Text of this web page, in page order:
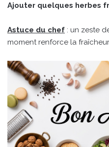
Ajouter quelques herbes
Astuce du chef : un zeste
moment renforce la